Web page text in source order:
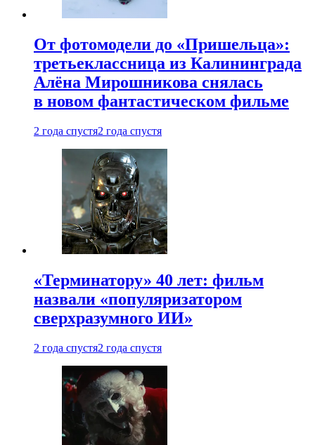
От фотомодели до «Пришельца»:
третьеклассница из Калининграда
Алёна Мирошникова снялась
в новом фантастическом фильме
2 года спустя2 года спустя
«Терминатору» 40 лет: фильм
назвали «популяризатором
сверхразумного ИИ»
2 года спустя2 года спустя